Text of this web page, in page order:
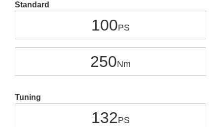
Standard
100
250
Tuning
132